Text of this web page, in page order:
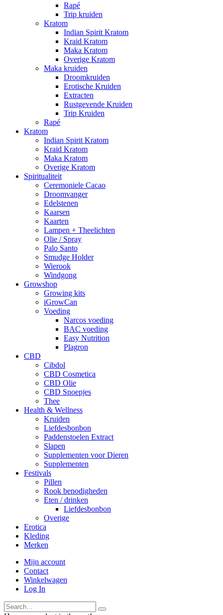
Rapé
Trip kruiden
Kratom
Indian Spirit Kratom
Kraid Kratom
Maka Kratom
Overige Kratom
Maka kruiden
Droomkruiden
Erotische Kruiden
Extracten
Rustgevende Kruiden
Trip Kruiden
Rapé
Kratom
Indian Spirit Kratom
Kraid Kratom
Maka Kratom
Overige Kratom
Spiritualiteit
Ceremoniele Cacao
Droomvanger
Edelstenen
Kaarsen
Kaarten
Lampen + Theelichten
Olie / Spray
Palo Santo
Smudge Holder
Wierook
Windgong
Growshop
Growing kits
iGrowCan
Voeding
Narcos voeding
BAC voeding
Easy Nutrition
Plagron
CBD
Cibdol
CBD Cosmetica
CBD Olie
CBD Snoepjes
Thee
Health & Wellness
Kruiden
Liefdesbonbon
Paddenstoelen Extract
Slapen
Supplementen voor Dieren
Supplementen
Festivals
Pillen
Rook benodigheden
Eten / drinken
Liefdesbonbon
Overige
Erotica
Kleding
Merken
Mijn account
Contact
Winkelwagen
Log In